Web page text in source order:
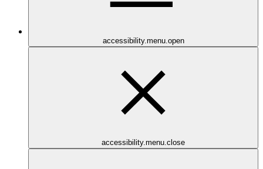
accessibility.menu.open
accessibility.menu.close